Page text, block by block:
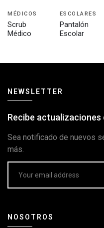
MÉDICOS
Scrub
Médico
ESCOLARES
Pantalón
Escolar
NEWSLETTER
Recibe
Sea notificado de nuevos
más.
NOSOTROS